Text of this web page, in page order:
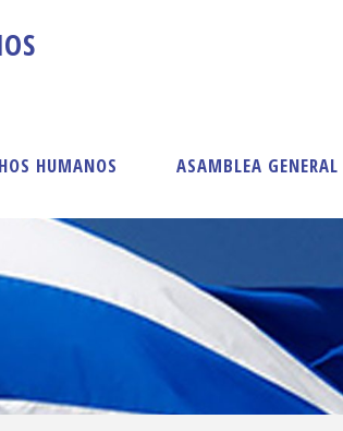
OS
HUMANOS ASAMBLEA GENERAL